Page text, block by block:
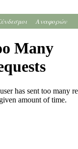
Αναφορών